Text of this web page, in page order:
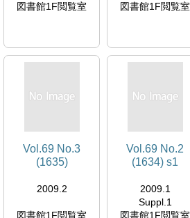
図書館1F閲覧室 図書館1F閲覧室
Vol.69 No.3
(1635)
2009.2
図書館1F閲覧室
Vol.69 No.2
(1634) s1
2009.1
Suppl.1
図書館1F閲覧室